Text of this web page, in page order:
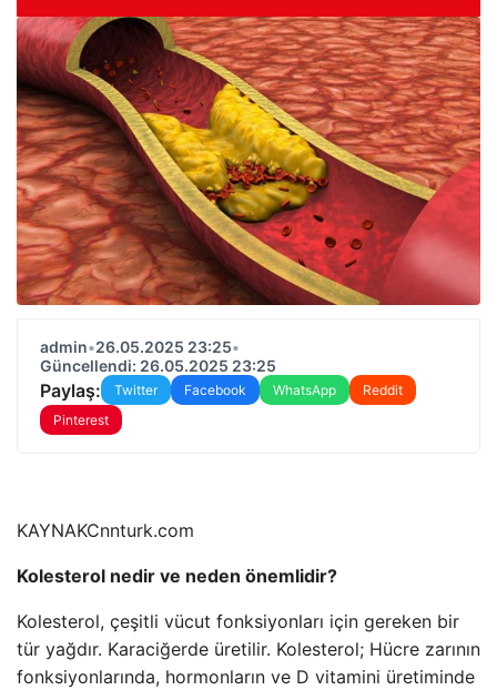
admin•26.05.2025 23:25•
Güncellendi: 26.05.2025 23:25
Paylaş: Twitter Facebook WhatsApp
Reddit
Pinterest
KAYNAKCnnturk.com
Kolesterol nedir ve neden önemlidir?
Kolesterol, çeşitli vücut fonksiyonları için gereken bir
tür yağdır. Karaciğerde üretilir. Kolesterol; Hücre zarının
fonksiyonlarında, hormonların ve D vitamini üretiminde